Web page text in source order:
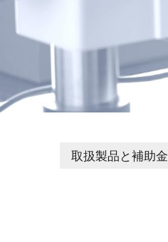
取扱製品と補助金